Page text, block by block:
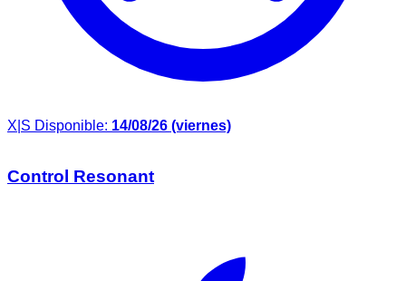
X|S Disponible: 14/08/26 (viernes)
Control Resonant